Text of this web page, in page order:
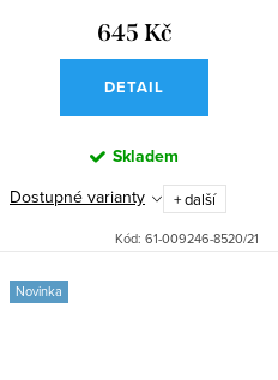
645 Kč
DETAIL
Skladem
Dostupné varianty
+ další
Kód: 61-009246-8520/21
Novinka